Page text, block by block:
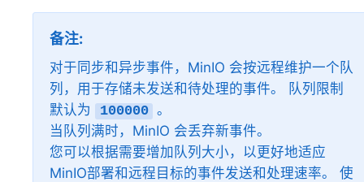
备注
对于同步和异步事件，MinIO 会按远程维护一个队
列，用于存储未发送和待处理的事件。 队列限制
默认为
100000 。
当队列满时，MinIO 会丢弃新事件。
您可以根据需要增加队列大小，以更好地适应
MinIO部署和远程目标的事件发送和处理速率。 使